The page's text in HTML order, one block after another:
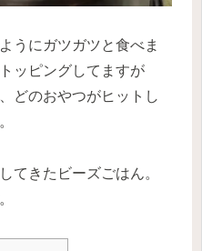
うにガツガツと食べま
ッピングしてますが
どのおやつがヒットし
てきたビーズごはん。